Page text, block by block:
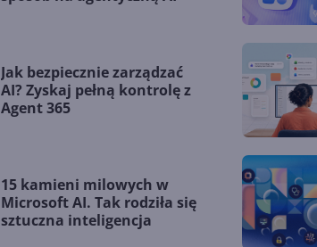
Jak bezpiecznie zarządzać
AI? Zyskaj pełną kontrolę z
Agent 365
15 kamieni milowych w
Microsoft AI. Tak rodziła się
sztuczna inteligencja